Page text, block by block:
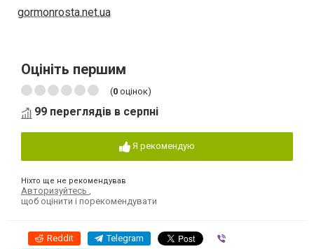
gormonrosta.net.ua
Оцініть першим
(0 оцінок)
99 переглядів в серпні
Я рекомендую
Ніхто ще не рекомендував
Авторизуйтесь
щоб оцінити і порекомендувати
Reddit Telegram